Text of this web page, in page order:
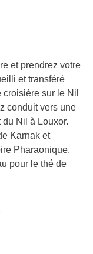
et prendrez votre
et transféré
croisière sur le Nil
conduit vers une
Nil à Louxor.
Karnak et
Pharaonique.
pour le thé de